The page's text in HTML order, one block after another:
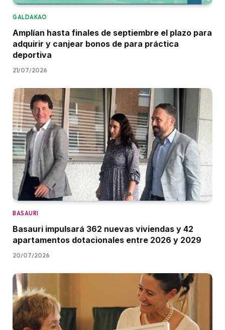
GALDAKAO
Amplían hasta finales de septiembre el plazo para
adquirir y canjear bonos de para práctica
deportiva
21/07/2026
BASAURI
Basauri impulsará 362 nuevas viviendas y 42
apartamentos dotacionales entre 2026 y 2029
20/07/2026